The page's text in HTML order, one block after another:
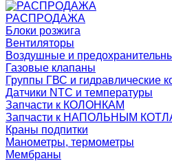
РАСПРОДАЖА
Блоки розжига
Вентиляторы
Воздушные и
Газовые клапаны
Группы ГВС и гидравлические
Датчики NTC и температуры
Запчасти к КОЛОНКАМ
Запчасти к НАПОЛЬНЫМ
Краны подпитки
Манометры, термометры
Мембраны